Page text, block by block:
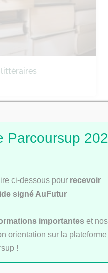
littéraires
IFSI sur
Parcoursup
ci-dessous pour recevoir
signé AuFutur
importantes et nos
orientation sur la plateforme
!